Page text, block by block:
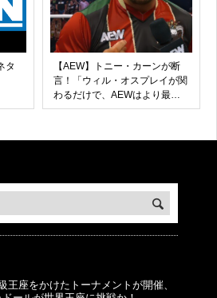
タ
【AEW】トニー・カーンが断
言！「ウィル・オスプレイが関
わるだけで、AEWはより最高
の場所になる」
王座をかけたトーナメントが開催、
～WWEの最新情報 USA～